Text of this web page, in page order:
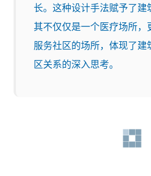
长。这种设计手法赋予了建
其不仅仅是一个医疗场所，
服务社区的场所，体现了建
区关系的深入思考。